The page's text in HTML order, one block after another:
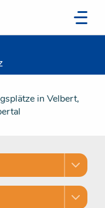
in Velbert,